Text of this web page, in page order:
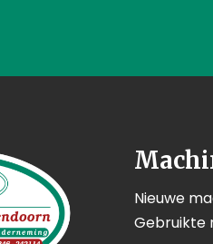
Nieuwe
Gebruikte